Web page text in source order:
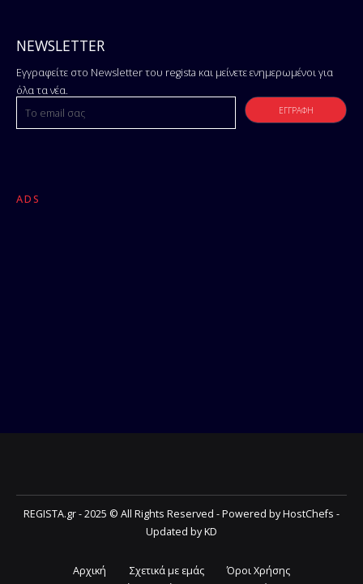
NEWSLETTER
Εγγραφείτε στο Newsletter του regista και μείνετε ενημερωμένοι για
όλα τα νέα.
ADS
REGISTA.gr - 2025 © All Rights Reserved - Powered by HostChefs -
Updated by KD
Αρχική Σχετικά με εμάς
Όροι Χρήσης